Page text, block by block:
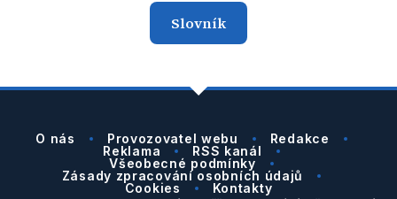
Slovník
O nás Provozovatel webu
Redakce
Reklama
RSS kanál
Všeobecné podmínky
Zásady zpracování osobních údajů
Cookies
Kontakty